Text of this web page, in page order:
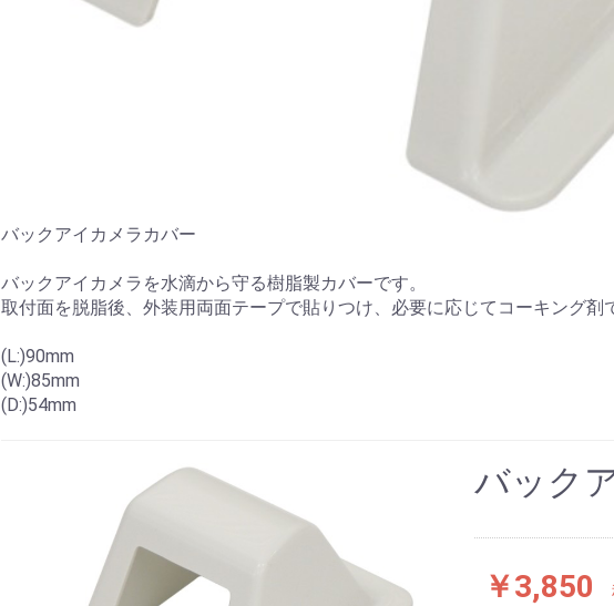
バックアイカメラカバー
バックアイカメラを水滴から守る樹脂製カバーです。
取付面を脱脂後、外装用両面テープで貼りつけ、必要に応じてコーキング剤
(L:)90mm
(W:)85mm
(D:)54mm
バック
￥3,850